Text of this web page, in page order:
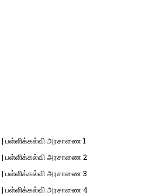
| பள்ளிக்கல்வி அரசாணை 1
| பள்ளிக்கல்வி அரசாணை 2
| பள்ளிக்கல்வி அரசாணை 3
| பள்ளிக்கல்வி அரசாணை 4